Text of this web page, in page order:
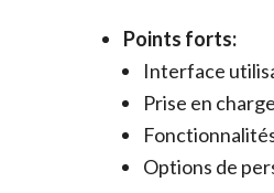
Points forts:
Interface
Prise en
Options de